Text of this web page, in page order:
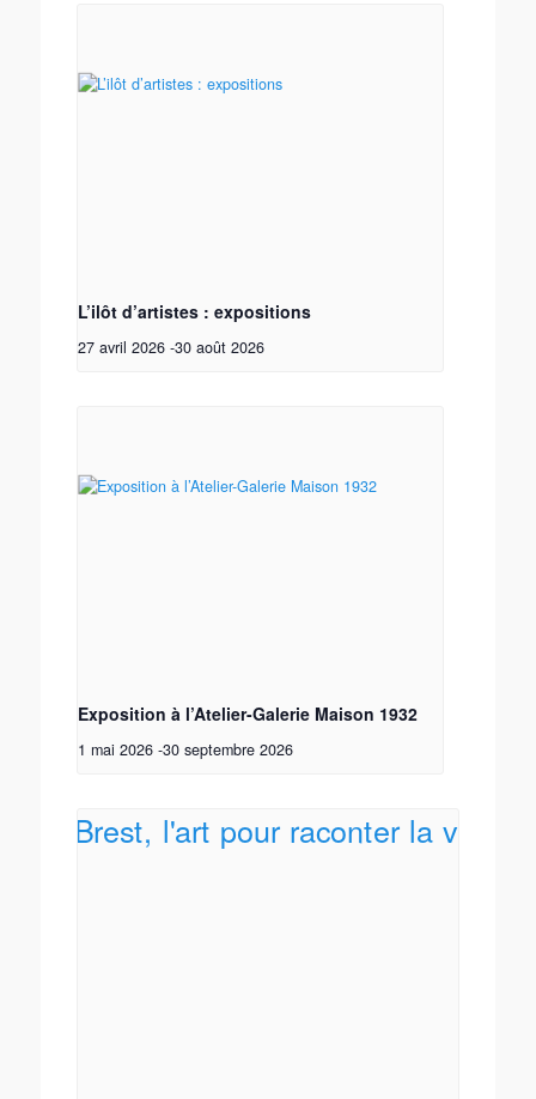
L’ilôt d’artistes : expositions
27 avril 2026 -30 août 2026
Exposition à l’Atelier-Galerie Maison 1932
1 mai 2026 -30 septembre 2026